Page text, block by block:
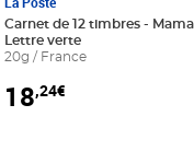
au panier
Carnet de 12 timbres -
Lettre verte
20g / France
18,24€